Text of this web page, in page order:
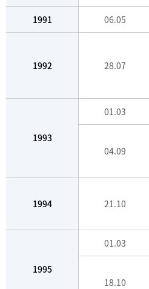
1991 06.05
1992 28.07
1993
01.03
04.09
1994 21.10
1995
01.03
18.10